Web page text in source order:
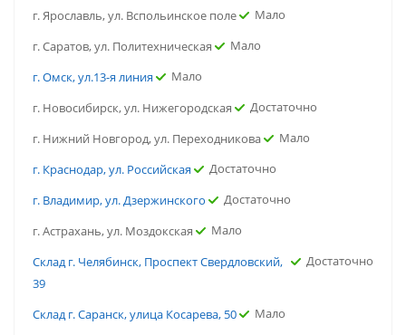
г. Ярославль, ул. Вспольинское поле
Мало
г. Саратов, ул. Политехническая
Мало
г. Омск, ул.13-я линия
Мало
г. Новосибирск, ул. Нижегородская
Достаточно
г. Нижний Новгород, ул. Переходникова
Мало
г. Краснодар, ул. Российская
Достаточно
г. Владимир, ул. Дзержинского
Достаточно
г. Астрахань, ул. Моздокская
Мало
Склад г. Челябинск, Проспект Свердловский,
39
Достаточно
Склад г. Саранск, улица Косарева, 50
Мало